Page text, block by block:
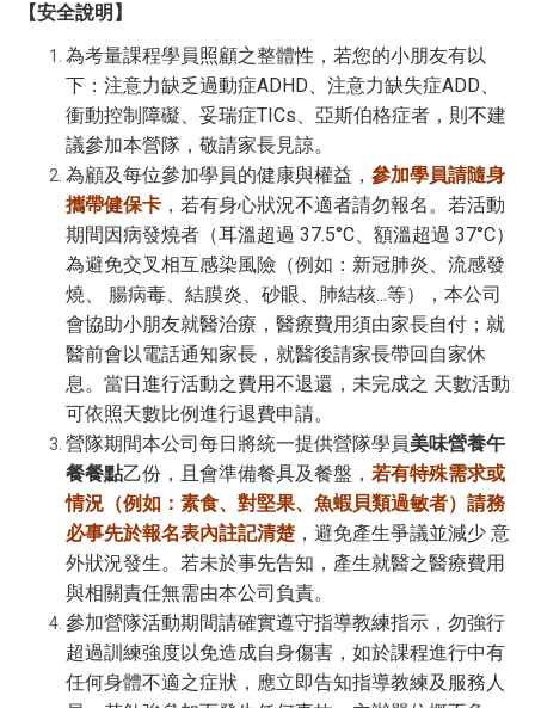
【安全說明】
為考量課程學員照顧之整體性，若您的小朋友有以
下：注意力缺乏過動症ADHD、注意力缺失症ADD、
衝動控制障礙、妥瑞症TICs、亞斯伯格症者，則不建
議參加本營隊，敬請家長見諒。
為顧及每位參加學員的健康與權益， 參加學員請隨身
攜帶健保卡 ，若有身心狀況不適者請勿報名。若活動
期間因病發燒者（耳溫超過 37.5°C、額溫超過 37°C）
為避免交叉相互感染風險（例如：新冠肺炎、流感發
燒、 腸病毒、結膜炎、砂眼、肺結核...等），本公司
會協助小朋友就醫治療，醫療費用須由家長自付；就
醫前會以電話通知家長，就醫後請家長帶回自家休
息。當日進行活動之費用不退還，未完成之 天數活動
可依照天數比例進行退費申請。
營隊期間本公司每日將統一提供營隊學員美味營養午
餐餐點乙份，且會準備餐具及餐盤， 若有特殊需求或
情況（例如：素食、對堅果、魚蝦貝類過敏者）請務
必事先於報名表內註記清楚，避免產生爭議並減少 意
外狀況發生。若未於事先告知，產生就醫之醫療費用
與相關責任無需由本公司負責。
參加營隊活動期間請確實遵守指導教練指示，勿強行
超過訓練強度以免造成自身傷害，如於課程進行中有
任何身體不適之症狀，應立即告知指導教練及服務人